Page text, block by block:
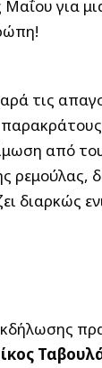
Μαΐου για
τις
από
ρεμούλας,
διαρκώς